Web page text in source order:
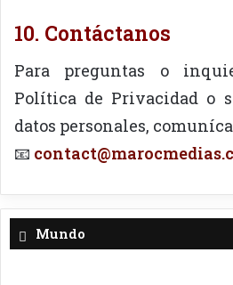
10. Contáctanos
Para preguntas o
Política de Privacidad o
datos personales,
📧
Mundo